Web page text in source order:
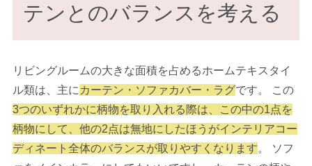
テンとのバランスを考える
リビングルームの大きな面積を占めるホームテキスタイ
ル類は、主に カーテン・ソファカバー・ラグです。 この
3つのいずれかに柄物を取り入れる際は、この中の1点を
柄物にして、他の2点は無地にしたほうがインテリアコー
ディネート全体のバランスが取りやすくなります。 ソフ